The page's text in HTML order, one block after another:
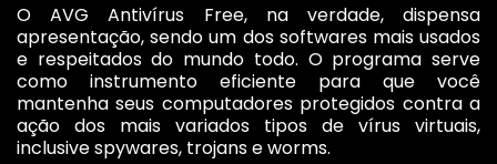
O AVG Antivírus Free, na verdade, dispensa
apresentação, sendo um dos softwares mais usados
e respeitados do mundo todo. O programa serve
como instrumento eficiente para que você
mantenha seus computadores protegidos contra a
ação dos mais variados tipos de vírus virtuais,
inclusive spywares, trojans e worms.